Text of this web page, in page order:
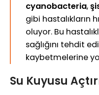
cyanobacteria,
gibi hastalıkların
oluyor. Bu
sağlığını tehdit
kaybetmelerine
Su Kuyusu